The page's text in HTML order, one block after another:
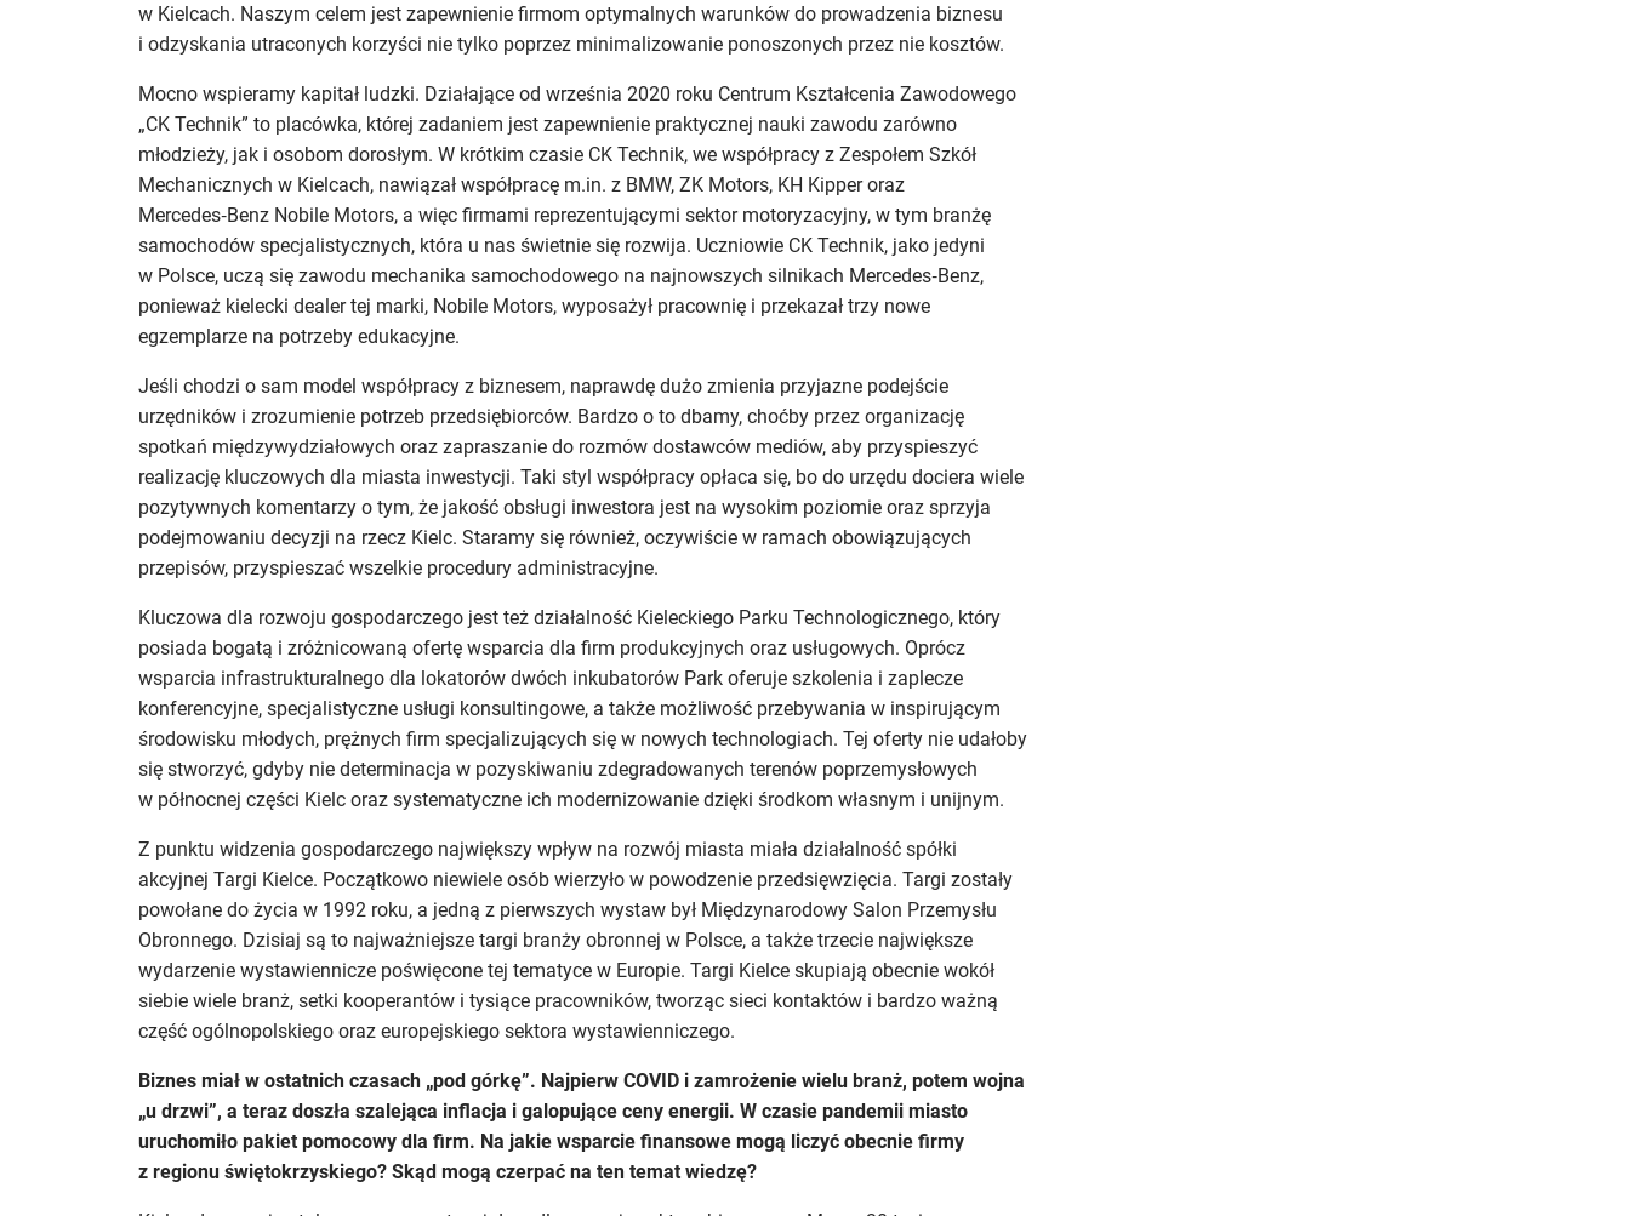
w Kielcach. Naszym celem jest zapewnienie firmom optymalnych warunków do prowadzenia biznesu
i odzyskania utraconych korzyści nie tylko poprzez minimalizowanie ponoszonych przez nie kosztów.
Mocno wspieramy kapitał ludzki. Działające od września 2020 roku Centrum Kształcenia Zawodowego
„CK Technik” to placówka, której zadaniem jest zapewnienie praktycznej nauki zawodu zarówno
młodzieży, jak i osobom dorosłym. W krótkim czasie CK Technik, we współpracy z Zespołem Szkół
Mechanicznych w Kielcach, nawiązał współpracę m.in. z BMW, ZK Motors, KH Kipper oraz
Mercedes‑Benz Nobile Motors, a więc firmami reprezentującymi sektor motoryzacyjny, w tym branżę
samochodów specjalistycznych, która u nas świetnie się rozwija. Uczniowie CK Technik, jako jedyni
w Polsce, uczą się zawodu mechanika samochodowego na najnowszych silnikach Mercedes‑Benz,
ponieważ kielecki dealer tej marki, Nobile Motors, wyposażył pracownię i przekazał trzy nowe
egzemplarze na potrzeby edukacyjne.
Jeśli chodzi o sam model współpracy z biznesem, naprawdę dużo zmienia przyjazne podejście
urzędników i zrozumienie potrzeb przedsiębiorców. Bardzo o to dbamy, choćby przez organizację
spotkań międzywydziałowych oraz zapraszanie do rozmów dostawców mediów, aby przyspieszyć
realizację kluczowych dla miasta inwestycji. Taki styl współpracy opłaca się, bo do urzędu dociera wiele
pozytywnych komentarzy o tym, że jakość obsługi inwestora jest na wysokim poziomie oraz sprzyja
podejmowaniu decyzji na rzecz Kielc. Staramy się również, oczywiście w ramach obowiązujących
przepisów, przyspieszać wszelkie procedury administracyjne.
Kluczowa dla rozwoju gospodarczego jest też działalność Kieleckiego Parku Technologicznego, który
posiada bogatą i zróżnicowaną ofertę wsparcia dla firm produkcyjnych oraz usługowych. Oprócz
wsparcia infrastrukturalnego dla lokatorów dwóch inkubatorów Park oferuje szkolenia i zaplecze
konferencyjne, specjalistyczne usługi konsultingowe, a także możliwość przebywania w inspirującym
środowisku młodych, prężnych firm specjalizujących się w nowych technologiach. Tej oferty nie udałoby
się stworzyć, gdyby nie determinacja w pozyskiwaniu zdegradowanych terenów poprzemysłowych
w północnej części Kielc oraz systematyczne ich modernizowanie dzięki środkom własnym i unijnym.
Z punktu widzenia gospodarczego największy wpływ na rozwój miasta miała działalność spółki
akcyjnej Targi Kielce. Początkowo niewiele osób wierzyło w powodzenie przedsięwzięcia. Targi zostały
powołane do życia w 1992 roku, a jedną z pierwszych wystaw był Międzynarodowy Salon Przemysłu
Obronnego. Dzisiaj są to najważniejsze targi branży obronnej w Polsce, a także trzecie największe
wydarzenie wystawiennicze poświęcone tej tematyce w Europie. Targi Kielce skupiają obecnie wokół
siebie wiele branż, setki kooperantów i tysiące pracowników, tworząc sieci kontaktów i bardzo ważną
część ogólnopolskiego oraz europejskiego sektora wystawienniczego.
Biznes miał w ostatnich czasach „pod górkę”. Najpierw COVID i zamrożenie wielu branż, potem wojna
„u drzwi”, a teraz doszła szalejąca inflacja i galopujące ceny energii. W czasie pandemii miasto
uruchomiło pakiet pomocowy dla firm. Na jakie wsparcie finansowe mogą liczyć obecnie firmy
z regionu świętokrzyskiego? Skąd mogą czerpać na ten temat wiedzę?